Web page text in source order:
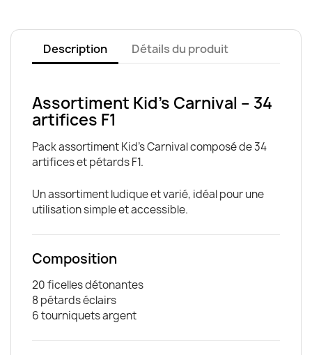
Description Détails du produit
Assortiment Kid’s Carnival – 34
artifices F1
Pack assortiment Kid’s Carnival composé de 34
artifices et pétards F1.
Un assortiment ludique et varié, idéal pour une
utilisation simple et accessible.
Composition
20 ficelles détonantes
8 pétards éclairs
6 tourniquets argent